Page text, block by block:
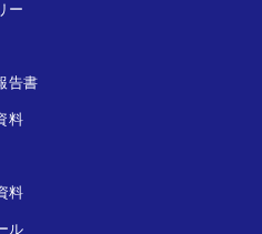
ー
告書
料
料
ル